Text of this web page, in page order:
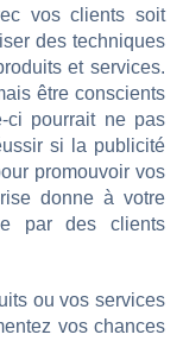
vos clients soit
des techniques
et services.
être conscients
ci pourrait ne pas
si la publicité
promouvoir vos
donne à votre
par des clients
ou vos services
vos chances